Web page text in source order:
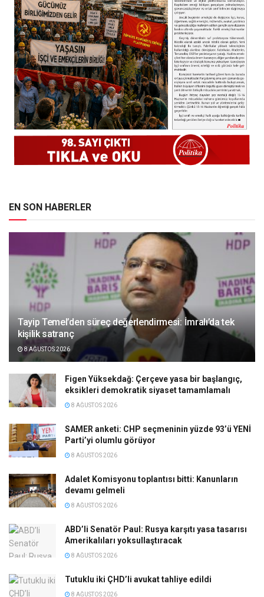
EN SON HABERLER
Tayip Temel’den süreç değerlendirmesi: İmralı’da tek
kişilik satranç
8 AĞUSTOS 2026
Figen Yüksekdağ: Çerçeve yasa bir başlangıç,
eksikleri demokratik siyaset tamamlamalı
8 AĞUSTOS 2026
SAMER anketi: CHP seçmeninin yüzde 93’ü YENİ
Parti’yi olumlu görüyor
8 AĞUSTOS 2026
Adalet Komisyonu toplantısı bitti: Kanunların
devamı gelmeli
8 AĞUSTOS 2026
ABD’li Senatör Paul: Rusya karşıtı yasa tasarısı
Amerikalıları yoksullaştıracak
8 AĞUSTOS 2026
Tutuklu iki ÇHD’li avukat tahliye edildi
8 AĞUSTOS 2026